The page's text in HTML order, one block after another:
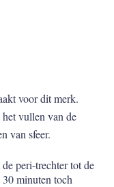
voor dit merk.
vullen van de
van sfeer.
peri-trechter tot de
minuten toch